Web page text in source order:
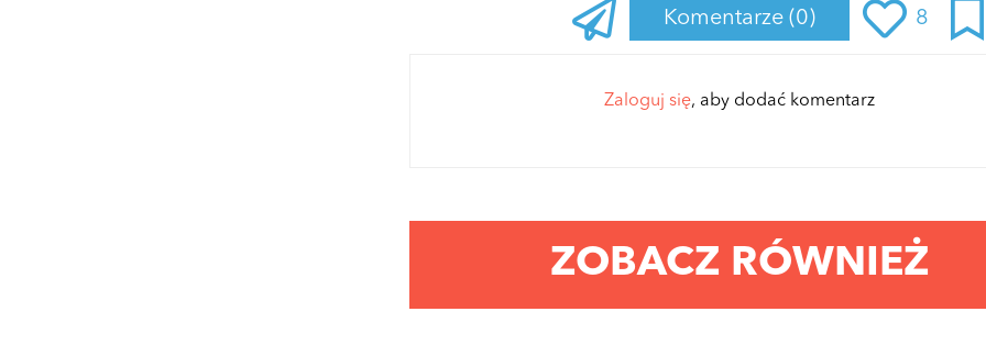
Komentarze (0) 8
Zaloguj się, aby dodać komentarz
ZOBACZ RÓWNIEŻ